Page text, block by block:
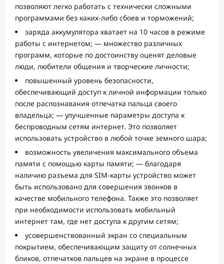
позволяют легко работать с технически сложными
программами без каких-либо сбоев и торможений;
заряда аккумулятора хватает на 10 часов в режиме
работы с интернетом; — множество различных
программ, которые по достоинству оценят деловые
люди, любители общения и творческие личности;
повышенный уровень безопасности,
обеспечивающий доступ к личной информации только
после распознавания отпечатка пальца своего
владельца; — улучшенные параметры доступа к
беспроводным сетям интернет. Это позволяет
использовать устройство в любой точке земного шара;
возможность увеличения максимального объема
памяти с помощью карты памяти; — благодаря
наличию разъема для SIM-карты устройство может
быть использовано для совершения звонков в
качестве мобильного телефона. Также это позволяет
при необходимости использовать мобильный
интернет там, где нет доступа к другим сетям;
усовершенствованный экран со специальным
покрытием, обеспечивающим защиту от солнечных
бликов, отпечатков пальцев на экране в процессе